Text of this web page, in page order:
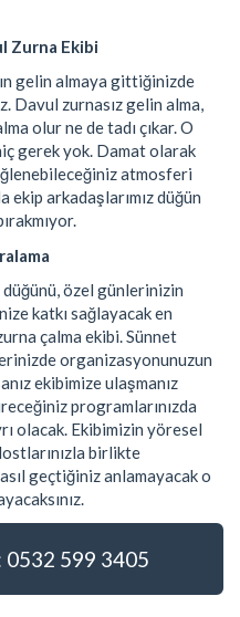
Zurna Ekibi
gelin almaya gittiğinizde
Davul zurnasız gelin alma,
olur ne de tadı çıkar. O
gerek yok. Damat olarak
atmosferi
arkadaşlarımız düğün
düğünü, özel günlerinizin
katkı sağlayacak en
çalma ekibi. Sünnet
organizasyonunuzun
ekibimize ulaşmanız
programlarınızda
olacak. Ekibimizin yöresel
birlikte
geçtiğiniz anlamayacak o
599 3405